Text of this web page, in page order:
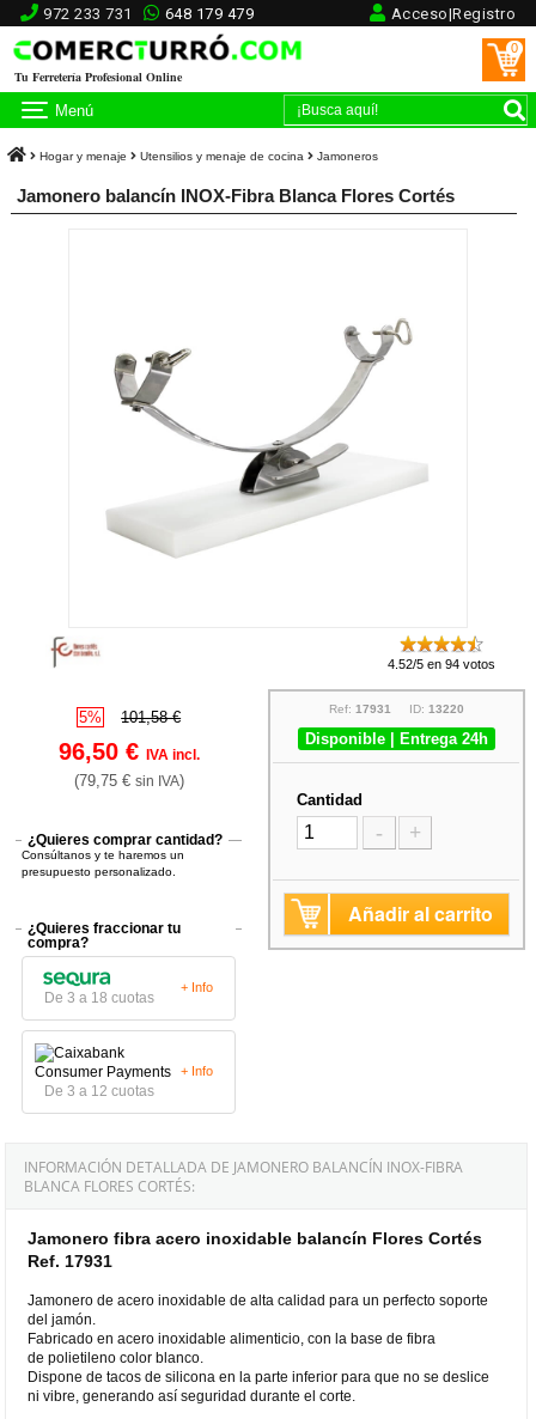
972 233 731 648 179 479 Acceso|Registro
Tu Ferretería Profesional Online
0
Menú
Hogar y menaje Utensilios y menaje de cocina Jamoneros
Jamonero balancín INOX-Fibra Blanca Flores Cortés
4.52/5 en 94 votos
5% 101,58 €
96,50 € IVA incl.
(79,75 € sin IVA)
¿Quieres comprar cantidad?
Consúltanos y te haremos un
presupuesto personalizado.
¿Quieres fraccionar tu
compra?
De 3 a 18 cuotas
+ Info
De 3 a 12 cuotas
+ Info
Ref: 17931 ID: 13220
Disponible | Entrega 24h
Cantidad
- +
Añadir al carrito
INFORMACIÓN DETALLADA DE JAMONERO BALANCÍN INOX-FIBRA
BLANCA FLORES CORTÉS:
Jamonero fibra acero inoxidable balancín Flores Cortés
Ref. 17931
Jamonero de acero inoxidable de alta calidad para un perfecto soporte
del jamón.
Fabricado en acero inoxidable alimenticio, con la base de fibra
de polietileno color blanco.
Dispone de tacos de silicona en la parte inferior para que no se deslice
ni vibre, generando así seguridad durante el corte.